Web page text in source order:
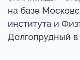
на базе
института и
Долгопрудный в